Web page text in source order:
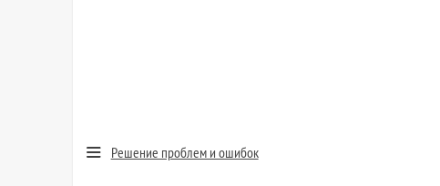
Решение проблем и ошибок